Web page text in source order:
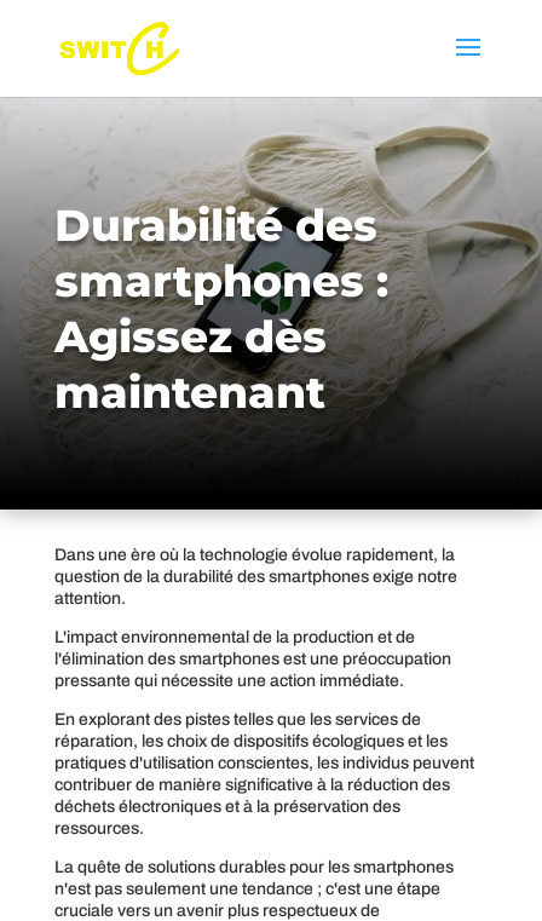
Durabilité des
smartphones :
Agissez dès
maintenant
Dans une ère où la technologie évolue rapidement, la
question de la durabilité des smartphones exige notre
attention.
L'impact environnemental de la production et de
l'élimination des smartphones est une préoccupation
pressante qui nécessite une action immédiate.
En explorant des pistes telles que les services de
réparation, les choix de dispositifs écologiques et les
pratiques d'utilisation conscientes, les individus peuvent
contribuer de manière significative à la réduction des
déchets électroniques et à la préservation des
ressources.
La quête de solutions durables pour les smartphones
n'est pas seulement une tendance ; c'est une étape
cruciale vers un avenir plus respectueux de